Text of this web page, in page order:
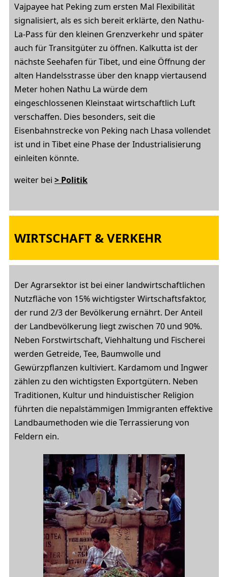
Vajpayee hat Peking zum ersten Mal Flexibilität
signalisiert, als es sich bereit erklärte, den Nathu-
La-Pass für den kleinen Grenzverkehr und später
auch für Transitgüter zu öffnen. Kalkutta ist der
nächste Seehafen für Tibet, und eine Öffnung der
alten Handelsstrasse über den knapp viertausend
Meter hohen Nathu La würde dem
eingeschlossenen Kleinstaat wirtschaftlich Luft
verschaffen. Dies besonders, seit die
Eisenbahnstrecke von Peking nach Lhasa vollendet
ist und in Tibet eine Phase der Industrialisierung
einleiten könnte.
weiter bei > Politik
WIRTSCHAFT & VERKEHR
Der Agrarsektor ist bei einer landwirtschaftlichen
Nutzfläche von 15% wichtigster Wirtschaftsfaktor,
der rund 2/3 der Bevölkerung ernährt. Der Anteil
der Landbevölkerung liegt zwischen 70 und 90%.
Neben Forstwirtschaft, Viehhaltung und Fischerei
werden Getreide, Tee, Baumwolle und
Gewürzpflanzen kultiviert. Kardamom und Ingwer
zählen zu den wichtigsten Exportgütern. Neben
Traditionen, Kultur und hinduistischer Religion
führten die nepalstämmigen Immigranten effektive
Landbaumethoden wie die Terrassierung von
Feldern ein.